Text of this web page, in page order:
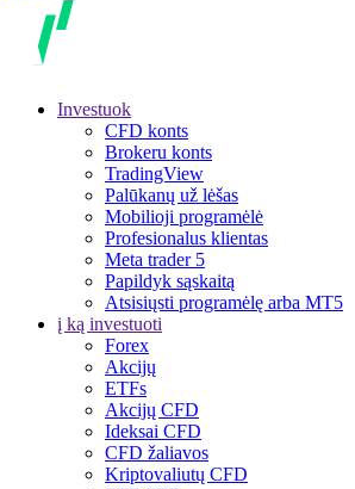
Investuok
CFD konts
Brokeru konts
TradingView
Palūkanų už lėšas
Mobilioji programėlė
Profesionalus klientas
Meta trader 5
Papildyk sąskaitą
Atsisiųsti programėlę arba MT5
į ką investuoti
Forex
Akcijų
ETFs
Akcijų CFD
Ideksai CFD
CFD žaliavos
Kriptovaliutų CFD